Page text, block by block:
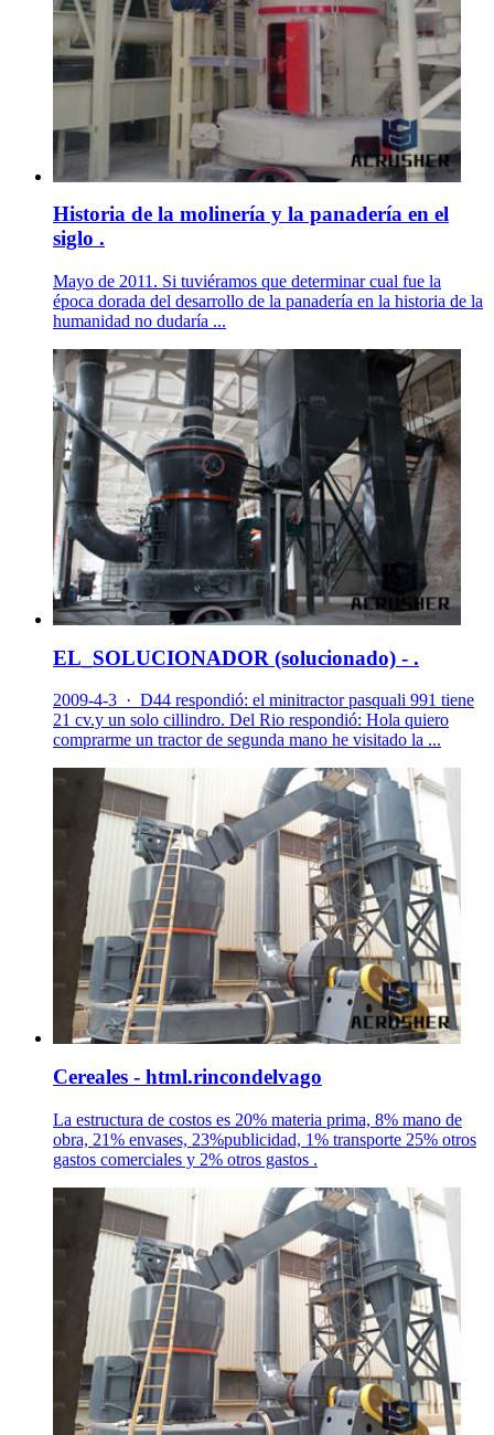
Historia de la molinería y la panadería en el
siglo .
Mayo de 2011. Si tuviéramos que determinar cual fue la
época dorada del desarrollo de la panadería en la historia de la
humanidad no dudaría ...
EL_SOLUCIONADOR (solucionado) - .
2009-4-3 · D44 respondió: el minitractor pasquali 991 tiene
21 cv.y un solo cillindro. Del Rio respondió: Hola quiero
comprarme un tractor de segunda mano he visitado la ...
Cereales - html.rincondelvago
La estructura de costos es 20% materia prima, 8% mano de
obra, 21% envases, 23%publicidad, 1% transporte 25% otros
gastos comerciales y 2% otros gastos .